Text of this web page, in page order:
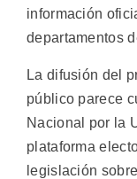
información
departamentos
La difusión del
público parece
Nacional por la
plataforma
legislación